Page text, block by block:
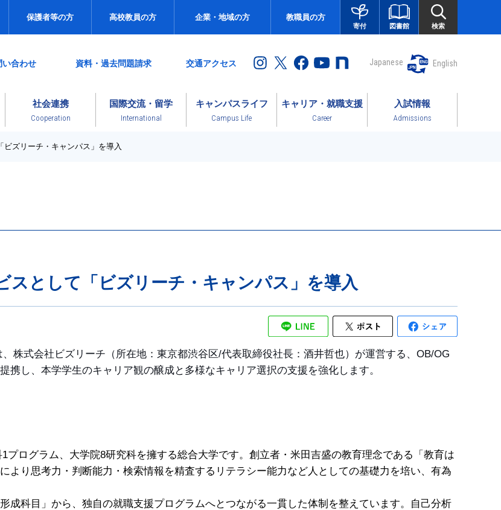
保護者等の方 高校教員の方 企業・地域の方 教職員の方
寄付 図書館 検索
い合わせ 資料・過去問題請求 交通アクセス Japanese English
社会連携
Cooperation
国際交流・留学
International
キャンパスライフ
Campus Life
キャリア・就職支援
Career
入試情報
Admissions
ズリーチ・キャンパス」を導入
スとして「ビズリーチ・キャンパス」を導入
株式会社ビズリーチ（所在地：東京都渋谷区/代表取締役社長：酒井哲也）が運営する、OB/OG
し、本学学生のキャリア観の醸成と多様なキャリア選択の支援を強化します。
プログラム、大学院8研究科を擁する総合大学です。創立者・米田吉盛の教育理念である「教育は
より思考力・判断能力・検索情報を精査するリテラシー能力など人としての基礎力を培い、有為
成科目」から、独自の就職支援プログラムへとつながる一貫した体制を整えています。自己分析